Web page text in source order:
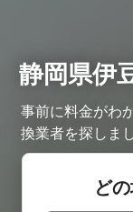
静岡県伊
事前に料金がわ
換業者を探しま
ど